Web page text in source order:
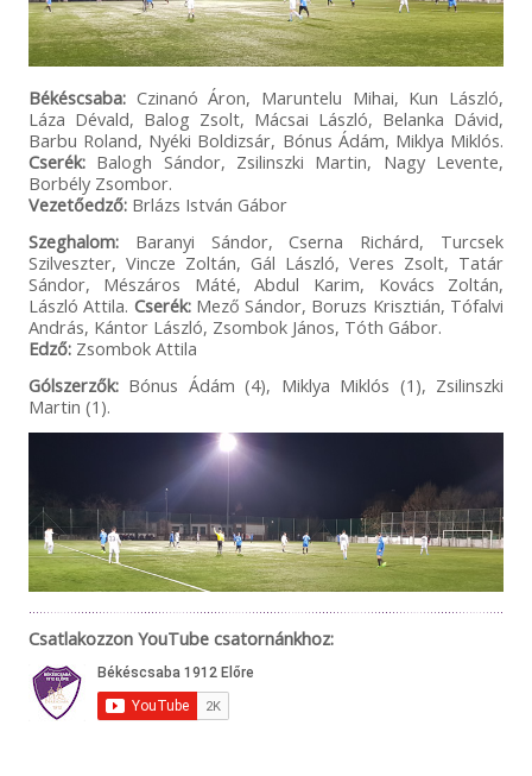
Békéscsaba:Czinanó Áron, Maruntelu Mihai, Kun László,
Láza Dévald, Balog Zsolt, Mácsai László, Belanka Dávid,
Barbu Roland, Nyéki Boldizsár, Bónus Ádám, Miklya Miklós.
Cserék:Balogh Sándor, Zsilinszki Martin, Nagy Levente,
Borbély Zsombor.
Vezetőedző:Brlázs István Gábor
Szeghalom:Baranyi Sándor, Cserna Richárd, Turcsek
Szilveszter, Vincze Zoltán, Gál László, Veres Zsolt, Tatár
Sándor, Mészáros Máté, Abdul Karim, Kovács Zoltán,
László Attila. Cserék:Mező Sándor, Boruzs Krisztián, Tófalvi
András, Kántor László, Zsombok János, Tóth Gábor.
Edző:Zsombok Attila
Gólszerzők:Bónus Ádám (4), Miklya Miklós (1), Zsilinszki
Martin (1).
Csatlakozzon YouTube csatornánkhoz: